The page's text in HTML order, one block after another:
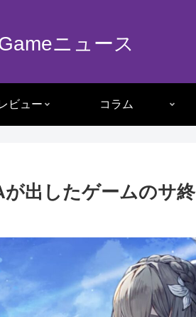
ニュース
ビュー コラム
が出したゲームのサ終